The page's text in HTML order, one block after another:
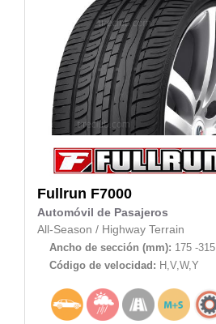
Fullrun F7000
Automóvil de Pasajeros
All-Season / Highway Terrain
Ancho de sección (mm): 175 -315
Código de velocidad: H,V,W,Y